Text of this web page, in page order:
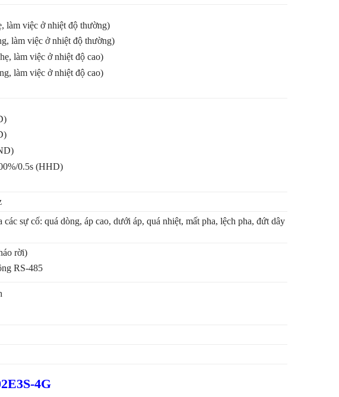
làm việc ở nhiệt độ thường)
làm việc ở nhiệt độ thường)
làm việc ở nhiệt độ cao)
làm việc ở nhiệt độ cao)
0.5s (HHD)
sự cố: quá dòng, áp cao, dưới áp, quá nhiệt, mất pha, lệch pha, đứt dây
rời)
RS-485
4G